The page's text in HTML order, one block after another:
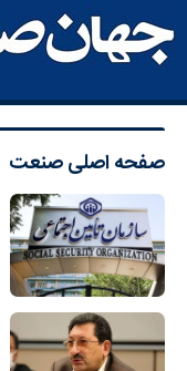
صفحه اصلیصنعت